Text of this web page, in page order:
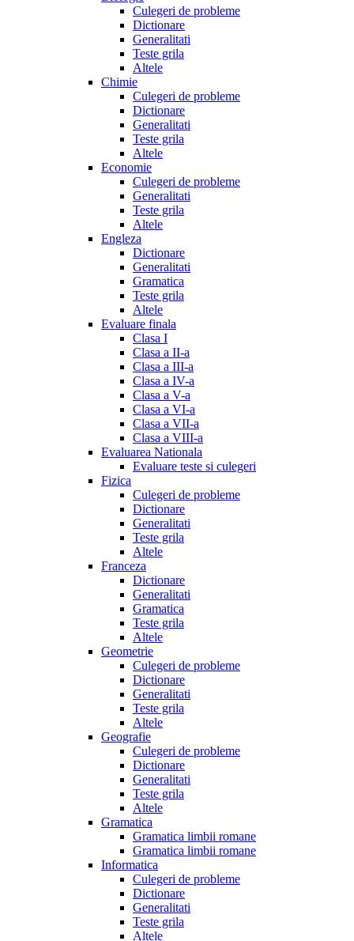
Culegeri de probleme
Dictionare
Generalitati
Teste grila
Altele
Chimie
Culegeri de probleme
Dictionare
Generalitati
Teste grila
Altele
Economie
Culegeri de probleme
Generalitati
Teste grila
Altele
Engleza
Dictionare
Generalitati
Gramatica
Teste grila
Altele
Evaluare finala
Clasa I
Clasa a II-a
Clasa a III-a
Clasa a IV-a
Clasa a V-a
Clasa a VI-a
Clasa a VII-a
Clasa a VIII-a
Evaluarea Nationala
Evaluare teste si culegeri
Fizica
Culegeri de probleme
Dictionare
Generalitati
Teste grila
Altele
Franceza
Dictionare
Generalitati
Gramatica
Teste grila
Altele
Geometrie
Culegeri de probleme
Dictionare
Generalitati
Teste grila
Altele
Geografie
Culegeri de probleme
Dictionare
Generalitati
Teste grila
Altele
Gramatica
Gramatica limbii romane
Gramatica limbii romane
Informatica
Culegeri de probleme
Dictionare
Generalitati
Teste grila
Altele